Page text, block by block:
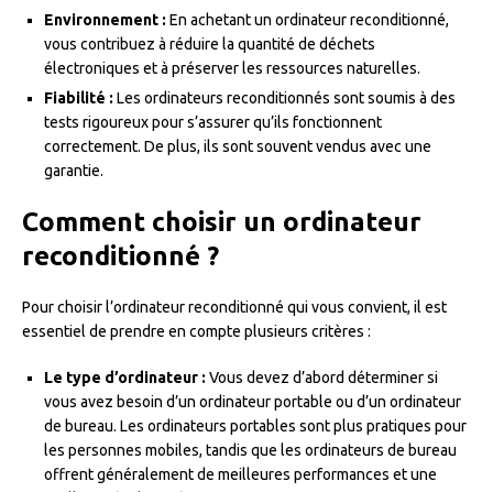
Environnement : En achetant un ordinateur reconditionné,
vous contribuez à réduire la quantité de déchets
électroniques et à préserver les ressources naturelles.
Fiabilité : Les ordinateurs reconditionnés sont soumis à des
tests rigoureux pour s’assurer qu’ils fonctionnent
correctement. De plus, ils sont souvent vendus avec une
garantie.
Comment choisir un ordinateur
reconditionné ?
Pour choisir l’ordinateur reconditionné qui vous convient, il est
essentiel de prendre en compte plusieurs critères :
Le type d’ordinateur : Vous devez d’abord déterminer si
vous avez besoin d’un ordinateur portable ou d’un ordinateur
de bureau. Les ordinateurs portables sont plus pratiques pour
les personnes mobiles, tandis que les ordinateurs de bureau
offrent généralement de meilleures performances et une